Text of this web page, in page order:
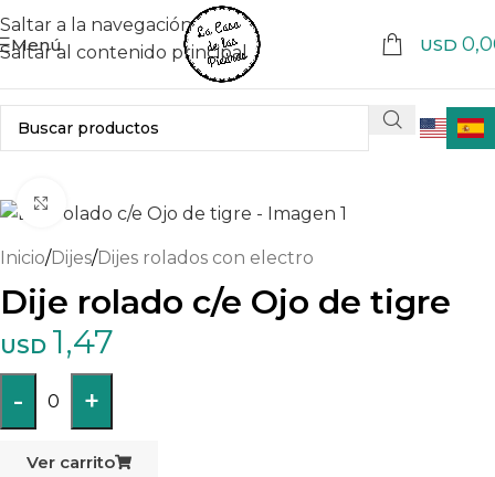
Saltar a la navegación
Saltar al contenido principal
Menú USD
Haga clic para ampliar
Inicio/Dijes/Dijes rolados con electro
Dije rolado c/e Ojo de tigre
USD 1,47
- 0 +
Ver carrito